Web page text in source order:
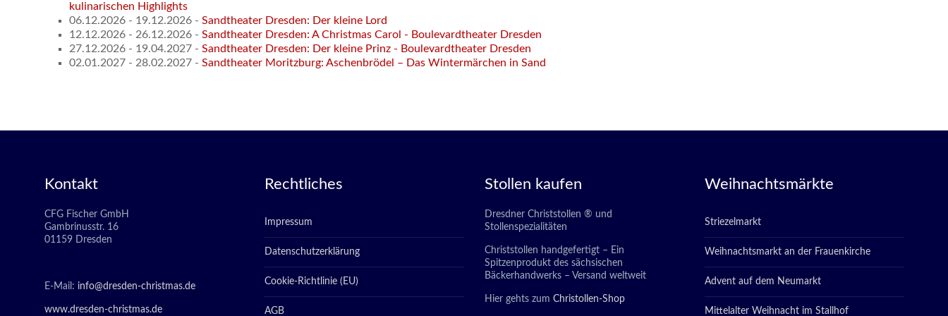
kulinarischen Highlights
06.12.2026 - 19.12.2026 - Sandtheater Dresden: Der kleine Lord
12.12.2026 - 26.12.2026 - Sandtheater Dresden: A Christmas Carol - Boulevardtheater Dresden
27.12.2026 - 19.04.2027 - Sandtheater Dresden: Der kleine Prinz - Boulevardtheater Dresden
02.01.2027 - 28.02.2027 - Sandtheater Moritzburg: Aschenbrödel – Das Wintermärchen in Sand
Kontakt
CFG Fischer GmbH
Gambrinusstr. 16
01159 Dresden
E-Mail: info@dresden-christmas.de
www.dresden-christmas.de
Rechtliches
Impressum
Datenschutzerklärung
Cookie-Richtlinie (EU)
AGB
Stollen kaufen
Dresdner Christstollen ® und
Stollenspezialitäten
Christstollen handgefertigt – Ein
Spitzenprodukt des sächsischen
Bäckerhandwerks – Versand weltweit
Hier gehts zum Christollen-Shop
Weihnachtsmärkte
Striezelmarkt
Weihnachtsmarkt an der Frauenkirche
Advent auf dem Neumarkt
Mittelalter Weihnacht im Stallhof